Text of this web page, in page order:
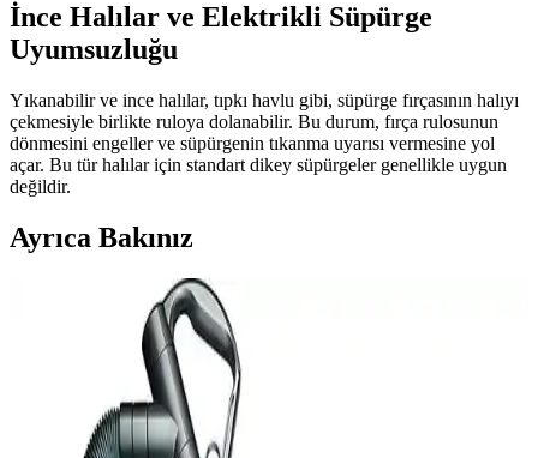
İnce Halılar ve Elektrikli Süpürge
Uyumsuzluğu
Yıkanabilir ve ince halılar, tıpkı havlu gibi, süpürge fırçasının halıyı
çekmesiyle birlikte ruloya dolanabilir. Bu durum, fırça rulosunun
dönmesini engeller ve süpürgenin tıkanma uyarısı vermesine yol
açar. Bu tür halılar için standart dikey süpürgeler genellikle uygun
değildir.
Ayrıca Bakınız
Evcil Hayvan Tüyü İçin Halıya Takılmayan En İyi
Elektrikli Süpürge Modelleri ve Bakım İpuçları
Evcil hayvan tüylerinin halı ve sert zeminlerde temizliği için tıkanma
yapmayan, etkili elektrikli süpürge modelleri ve bakım önerileri
detaylı şekilde ele alınıyor.